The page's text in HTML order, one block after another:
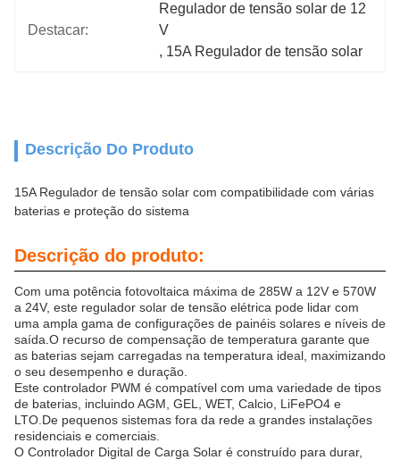
Destacar:
Regulador de tensão solar de 12
V
, 15A Regulador de tensão solar
Descrição Do Produto
15A Regulador de tensão solar com compatibilidade com várias
baterias e proteção do sistema
Descrição do produto:
Com uma potência fotovoltaica máxima de 285W a 12V e 570W
a 24V, este regulador solar de tensão elétrica pode lidar com
uma ampla gama de configurações de painéis solares e níveis de
saída.O recurso de compensação de temperatura garante que
as baterias sejam carregadas na temperatura ideal, maximizando
o seu desempenho e duração.
Este controlador PWM é compatível com uma variedade de tipos
de baterias, incluindo AGM, GEL, WET, Calcio, LiFePO4 e
LTO.De pequenos sistemas fora da rede a grandes instalações
residenciais e comerciais.
O Controlador Digital de Carga Solar é construído para durar,